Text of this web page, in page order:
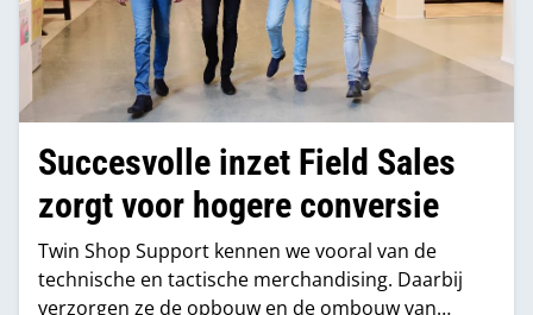
Succesvolle inzet Field Sales
zorgt voor hogere conversie
Twin Shop Support kennen we vooral van de
technische en tactische merchandising. Daarbij
verzorgen ze de opbouw en de ombouw van